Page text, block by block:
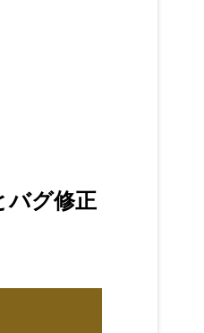
バグ修正